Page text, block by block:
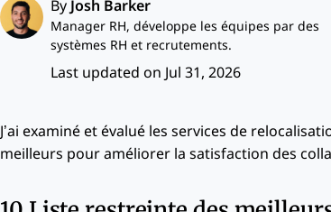
By Josh Barker
Manager RH, développe les équipes par des
systèmes RH et recrutements.
Last updated on Jul 31, 2026
J’ai examiné et évalué les services de
meilleurs pour améliorer la satisfaction des